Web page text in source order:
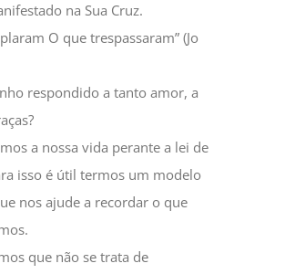
na Sua Cruz.
O que trespassaram” (Jo
respondido a tanto amor, a
a nossa vida perante a lei de
isso é útil termos um modelo
nos ajude a recordar o que
que não se trata de